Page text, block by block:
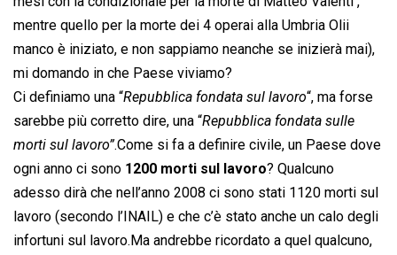
mentre quello per la morte dei 4 operai alla Umbria Olii
manco è iniziato, e non sappiamo neanche se inizierà mai),
mi domando in che Paese viviamo?
Ci definiamo una “Repubblica fondata sul lavoro“, ma forse
sarebbe più corretto dire, una “Repubblica fondata sulle
morti sul lavoro”.Come si fa a definire civile, un Paese dove
ogni anno ci sono 1200 morti sul lavoro? Qualcuno
adesso dirà che nell’anno 2008 ci sono stati 1120 morti sul
lavoro (secondo l’INAIL) e che c’è stato anche un calo degli
infortuni sul lavoro.Ma andrebbe ricordato a quel qualcuno,